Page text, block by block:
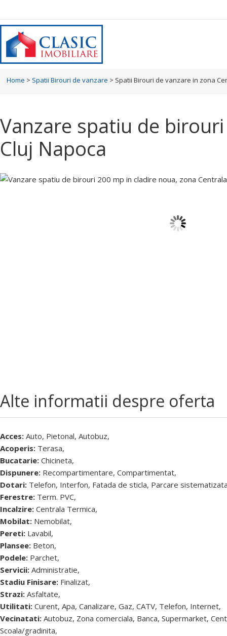
Home > Spatii Birouri de vanzare > Spatii Birouri de vanzare in zona
Vanzare spatiu de
Cluj Napoca
Alte informatii despre oferta
Acces: Auto, Pietonal, Autobuz,
Acoperis: Terasa,
Bucatarie: Chicineta,
Dispunere: Recompartimentare, Compartimentat,
Dotari: Telefon, Interfon, Fatada de sticla, Parcare
Ferestre: Term. PVC,
Incalzire: Centrala Termica,
Mobilat: Nemobilat,
Pereti: Lavabil,
Plansee: Beton,
Podele: Parchet,
Servicii: Administratie,
Stadiu Finisare: Finalizat,
Strazi: Asfaltate,
Utilitati: Curent, Apa, Canalizare, Gaz, CATV, Telefon, Internet,
Vecinatati: Autobuz, Zona comerciala, Banca, Supermarket,
Scoala/gradinita,